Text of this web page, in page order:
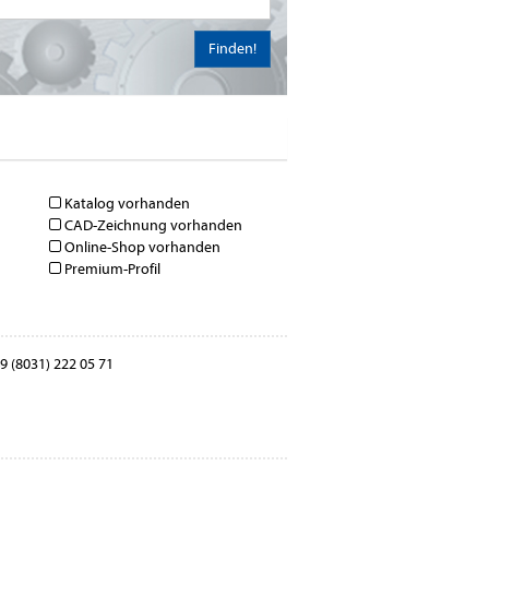
Finden!
Katalog vorhanden
CAD-Zeichnung vorhanden
Online-Shop vorhanden
Premium-Profil
(8031) 222 05 71